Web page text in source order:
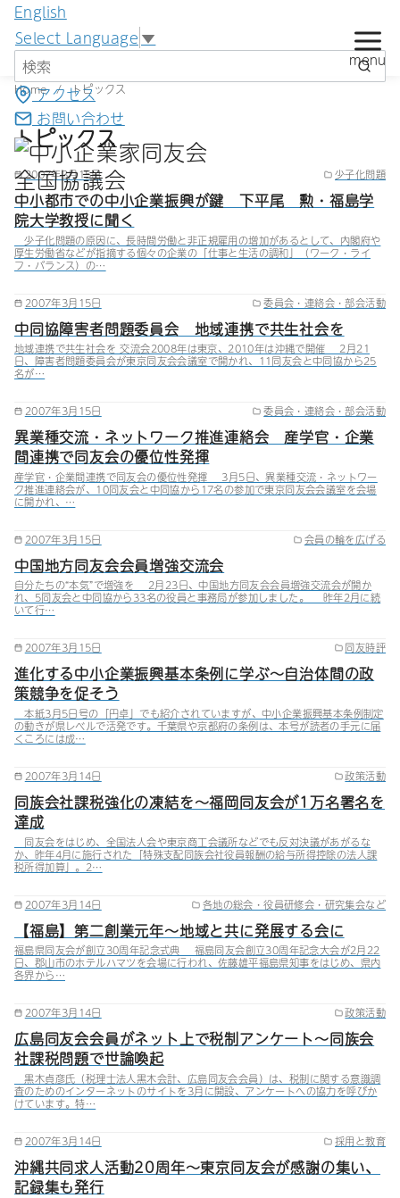
English
Select Language ▼
アクセス
お問い合わせ
Home トピックス
トピックス
2007年3月15日 少子化問題
中小都市での中小企業振興が鍵 下平尾 勲・福島学
院大学教授に聞く
少子化問題の原因に、長時間労働と非正規雇用の増加があるとして、内閣府や
厚生労働省などが指摘する個々の企業の「仕事と生活の調和」（ワーク・ライ
フ・バランス）の…
2007年3月15日 委員会・連絡会・部会活動
中同協障害者問題委員会 地域連携で共生社会を
地域連携で共生社会を 交流会2008年は東京、2010年は沖縄で開催 2月21
日、障害者問題委員会が東京同友会会議室で開かれ、11同友会と中同協から25
名が…
2007年3月15日 委員会・連絡会・部会活動
異業種交流・ネットワーク推進連絡会 産学官・企業
間連携で同友会の優位性発揮
産学官・企業間連携で同友会の優位性発揮 3月5日、異業種交流・ネットワー
ク推進連絡会が、10同友会と中同協から17名の参加で東京同友会会議室を会場
に開かれ、…
2007年3月15日 会員の輪を広げる
中国地方同友会会員増強交流会
自分たちの“本気”で増強を 2月23日、中国地方同友会会員増強交流会が開か
れ、5同友会と中同協から33名の役員と事務局が参加しました。 昨年2月に続
いて行…
2007年3月15日 同友時評
進化する中小企業振興基本条例に学ぶ～自治体間の政
策競争を促そう
本紙3月5日号の「円卓」でも紹介されていますが、中小企業振興基本条例制定
の動きが県レベルで活発です。千葉県や京都府の条例は、本号が読者の手元に届
くころには成…
2007年3月14日 政策活動
同族会社課税強化の凍結を～福岡同友会が1万名署名を
達成
同友会をはじめ、全国法人会や東京商工会議所などでも反対決議があがるな
か、昨年4月に施行された「特殊支配同族会社役員報酬の給与所得控除の法人課
税所得加算」。2…
2007年3月14日 各地の総会・役員研修会・研究集会など
【福島】第二創業元年～地域と共に発展する会に
福島県同友会が創立30周年記念式典 福島同友会創立30周年記念大会が2月22
日、郡山市のホテルハマツを会場に行われ、佐藤雄平福島県知事をはじめ、県内
各界から…
2007年3月14日 政策活動
広島同友会会員がネット上で税制アンケート～同族会
社課税問題で世論喚起
黒木貞彦氏（税理士法人黒木会計、広島同友会会員）は、税制に関する意識調
査のためのインターネットのサイトを3月に開設、アンケートへの協力を呼びか
けています。特…
2007年3月14日 採用と教育
沖縄共同求人活動20周年～東京同友会が感謝の集い、
記録集も発行